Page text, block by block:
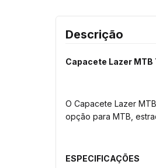
Descrição
Capacete Lazer MTB
O Capacete Lazer
opção para MTB,
ESPECIFICAÇÕES